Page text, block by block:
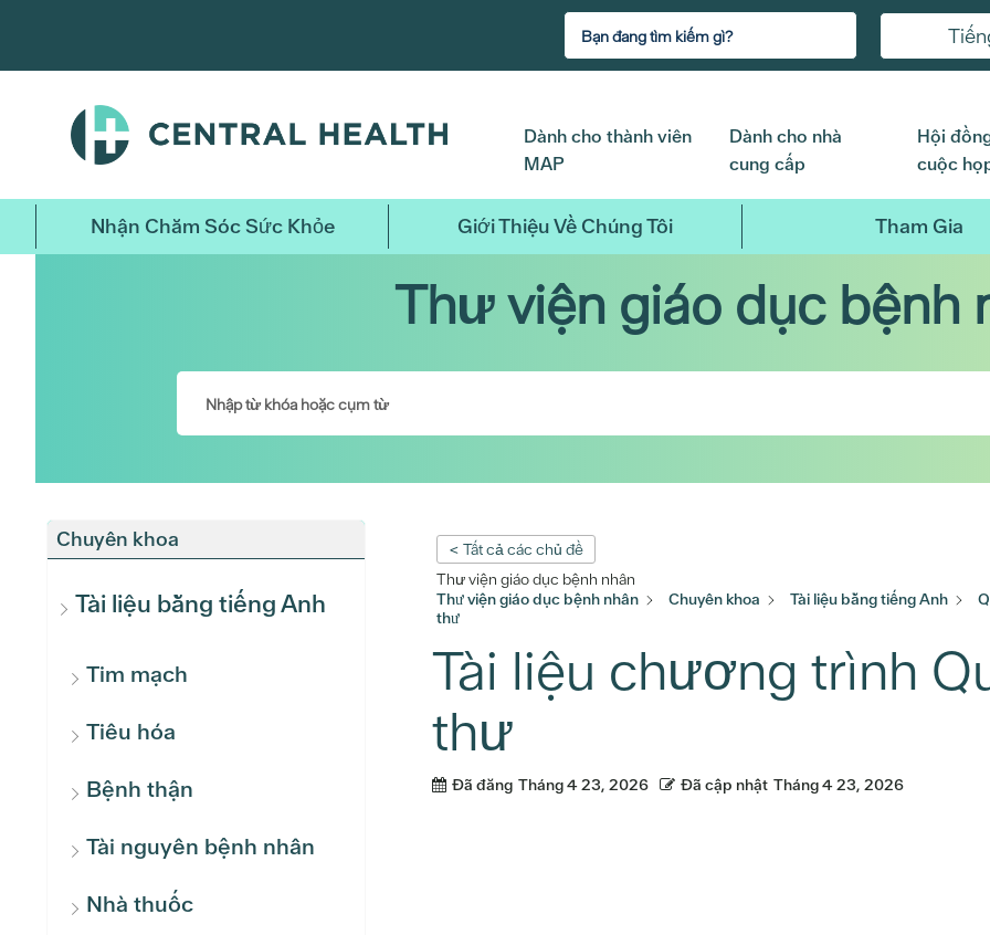
nội
chính
Dành cho thành viên
MAP
Dành cho nhà
cung cấp
Hội
cuộc
Nhận Chăm Sóc Sức Khỏe Giới Thiệu Về Chúng Tôi Tham Gia
Thư viện giáo dục bệnh
Chuyên khoa
Tài liệu bằng tiếng Anh
Tim mạch
Tiêu hóa
Bệnh thận
Tài nguyên bệnh nhân
Nhà thuốc
< Tất cả các chủ đề
Thư viện giáo dục bệnh nhân
Thư viện giáo dục bệnh nhân
Chuyên khoa Tài liệu bằng tiếng Anh
thư
Tài liệu chương trình
thư
Đã đăng Tháng 4 23, 2026 Đã cập nhật Tháng 4 23, 2026